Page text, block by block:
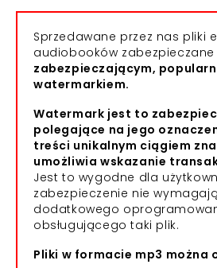
Sprzedawane przez nas pliki
audiobooków zabezpieczane
zabezpieczającym,
watermarkiem.
Watermark jest to
polegające na jego
treści unikalnym ciągiem
umożliwia wskazanie
Jest to wygodne dla
zabezpieczenie nie
dodatkowego
obsługującego taki plik.
Pliki w formacie mp3 można